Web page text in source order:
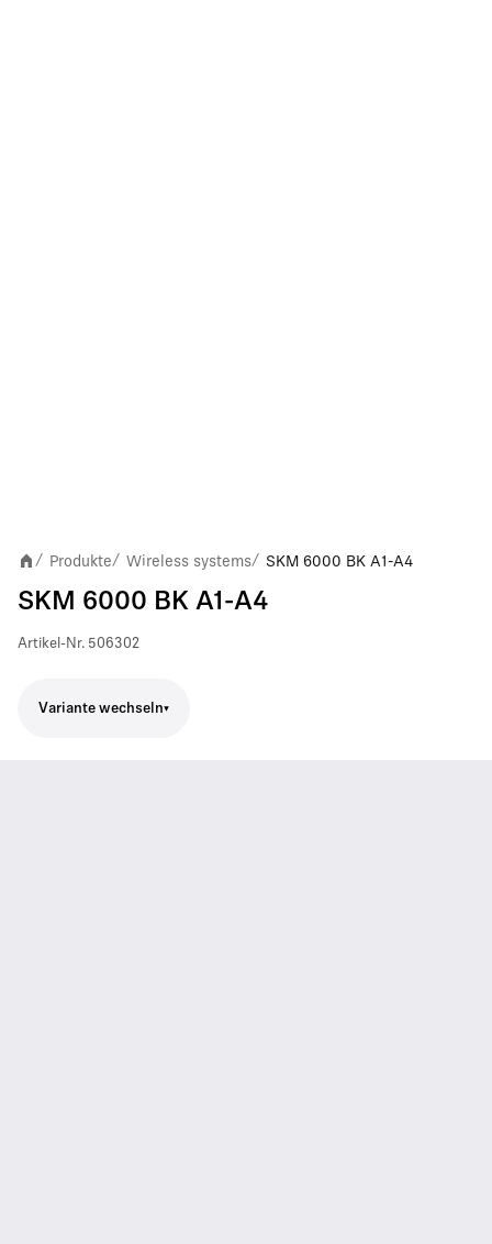
/ Produkte/ Wireless systems/ SKM 6000 BK A1-A4
SKM 6000 BK A1-A4
Artikel-Nr. 506302
Variante wechseln